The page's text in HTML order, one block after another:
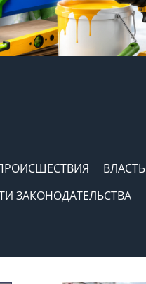
ВЛАСТЬ
ЗАКОНОДАТЕЛЬСТВА